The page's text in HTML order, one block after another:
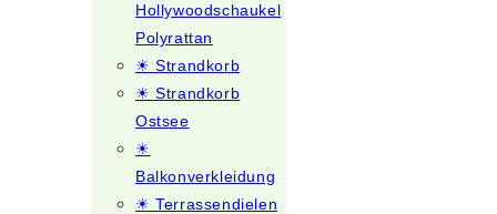
Hollywoodschaukel
Polyrattan
☀ Strandkorb
☀ Strandkorb
Ostsee
☀
Balkonverkleidung
☀ Terrassendielen